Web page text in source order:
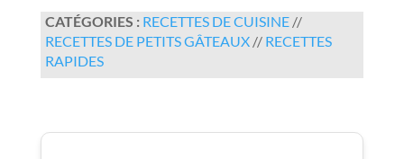
CATÉGORIES : RECETTES DE CUISINE//
RECETTES DE PETITS GÂTEAUX// RECETTES
RAPIDES